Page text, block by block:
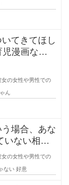
てきてほし
漫画など
の女性や男性での
ん
場合、あな
の女性や男性での
ない 好意